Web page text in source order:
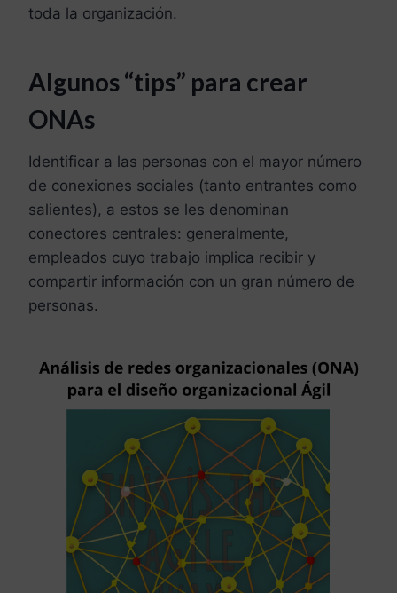
toda la organización.
Algunos “tips” para crear
ONAs
Identificar a las personas con el mayor número
de conexiones sociales (tanto entrantes como
salientes), a estos se les denominan
conectores centrales: generalmente,
empleados cuyo trabajo implica recibir y
compartir información con un gran número de
personas.